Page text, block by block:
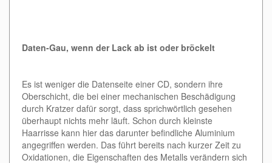
Daten-Gau, wenn der Lack ab ist oder bröckelt
Es ist weniger die Datenseite einer CD, sondern ihre
Oberschicht, die bei einer mechanischen Beschädigung
durch Kratzer dafür sorgt, dass sprichwörtlich gesehen
überhaupt nichts mehr läuft. Schon durch kleinste
Haarrisse kann hier das darunter befindliche Aluminium
angegriffen werden. Das führt bereits nach kurzer Zeit zu
Oxidationen, die Eigenschaften des Metalls verändern sich